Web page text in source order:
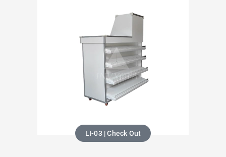
LI-03 | Check Out